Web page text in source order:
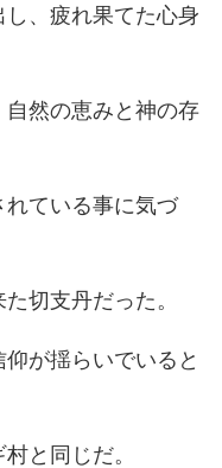
、疲れ果てた心身
然の恵みと神の存
れている事に気づ
切支丹だった。
が揺らいでいると
と同じだ。